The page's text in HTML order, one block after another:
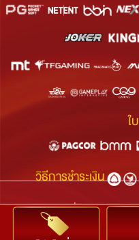
ใ
วิธีการชำระเงิน
เกี่ยวกับเรา The88|ข้อ